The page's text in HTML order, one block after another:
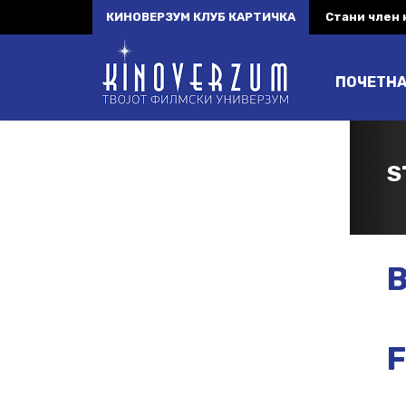
КИНОВЕРЗУМ КЛУБ КАРТИЧКА Стани член
ПОЧЕТНА